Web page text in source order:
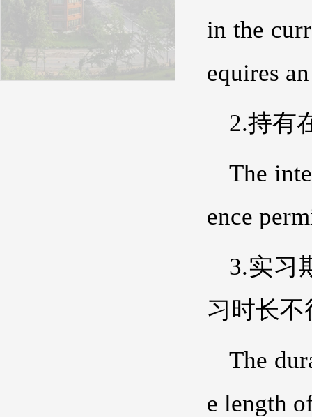
in the
equires
2.持有
The
ence
3.实习
习时长
The
e length